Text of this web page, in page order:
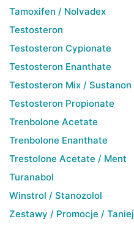
Tamoxifen / Nolvadex
Testosteron
Testosteron Cypionate
Testosteron Enanthate
Testosteron Mix / Sustanon
Testosteron Propionate
Trenbolone Acetate
Trenbolone Enanthate
Trestolone Acetate / Ment
Turanabol
Winstrol / Stanozolol
Zestawy / Promocje / Taniej